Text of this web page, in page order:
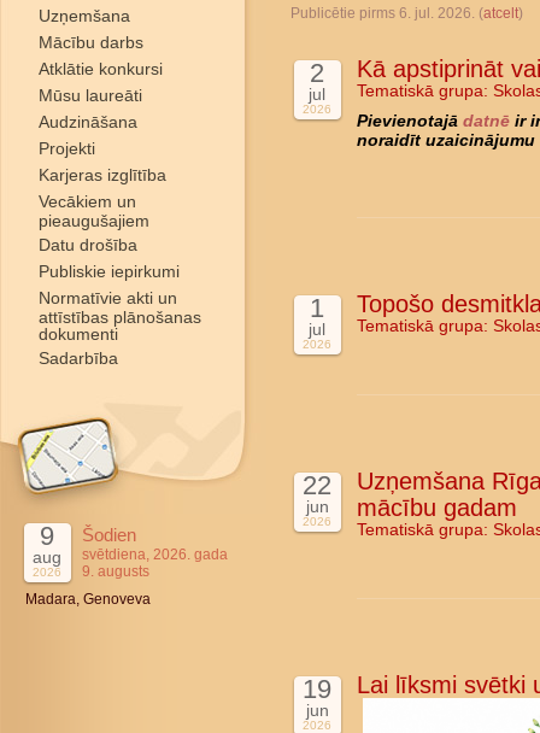
Uzņemšana
Mācību darbs
Atklātie konkursi
Mūsu laureāti
Audzināšana
Projekti
Karjeras izglītība
Vecākiem un
pieaugušajiem
Datu drošība
Publiskie iepirkumi
Normatīvie akti un
attīstības plānošanas
dokumenti
Sadarbība
9
aug
2026
Šodien
svētdiena, 2026. gada
9. augusts
Madara, Genoveva
Publicētie pirms 6. jul. 2026. (atcelt)
2
jul
2026
Kā apstiprināt
Tematiskā grupa:
Pievienotajā datnē ir
noraidīt uzaicinājumu
1
jul
2026
Topošo
Tematiskā grupa:
22
jun
2026
Uzņemšana
mācību gadam
Tematiskā grupa:
19
jun
2026
Lai līksmi svētki